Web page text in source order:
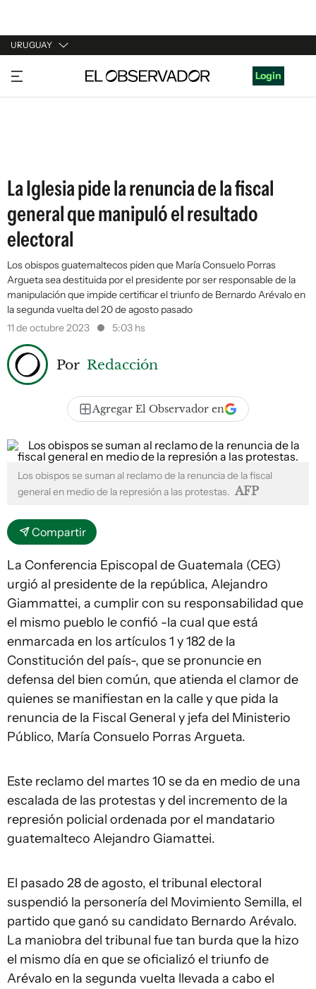
URUGUAY
URUGUAY
ARGENTINA
Login
La Iglesia pide la renuncia de la fiscal
general que manipuló el resultado
electoral
Los obispos guatemaltecos piden que María Consuelo Porras
Argueta sea destituida por el presidente por ser responsable de la
manipulación que impide certificar el triunfo de Bernardo Arévalo en
la segunda vuelta del 20 de agosto pasado
11 de octubre 2023
5:03 hs
Por Redacción
Agregar El Observador en
Los obispos se suman al reclamo de la renuncia de la fiscal
general en medio de la represión a las protestas. AFP
Compartir
La Conferencia Episcopal de Guatemala (CEG)
urgió al presidente de la república, Alejandro
Giammattei, a cumplir con su responsabilidad que
el mismo pueblo le confió -la cual que está
enmarcada en los artículos 1 y 182 de la
Constitución del país-, que se pronuncie en
defensa del bien común, que atienda el clamor de
quienes se manifiestan en la calle y que pida la
renuncia de la Fiscal General y jefa del Ministerio
Público, María Consuelo Porras Argueta.
Este reclamo del martes 10 se da en medio de una
escalada de las protestas y del incremento de la
represión policial ordenada por el mandatario
guatemalteco Alejandro Giamattei.
El pasado 28 de agosto, el tribunal electoral
suspendió la personería del Movimiento Semilla, el
partido que ganó su candidato Bernardo Arévalo.
La maniobra del tribunal fue tan burda que la hizo
el mismo día en que se oficializó el triunfo de
Arévalo en la segunda vuelta llevada a cabo el